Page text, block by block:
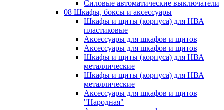
Силовые автоматические выключатели
08 Шкафы, боксы и аксессуары
Шкафы и щиты (корпуса) для НВА
пластиковые
Аксессуары для шкафов и щитов
Аксессуары для шкафов и щитов
Шкафы и щиты (корпуса) для НВА
металлические
Шкафы и щиты (корпуса) для НВА
металлические
Аксессуары для шкафов и щитов
"Народная"